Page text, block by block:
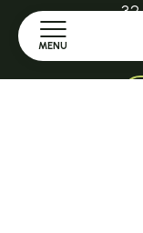
MENU
32